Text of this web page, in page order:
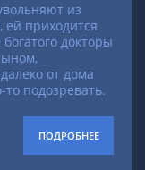
из
ей приходится
докторы
от дома
подозревать.
ПОДРОБНЕЕ